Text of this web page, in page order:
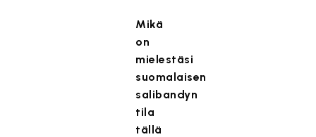
Mikä
on
mielestäsi
suomalaisen
salibandyn
tila
tällä